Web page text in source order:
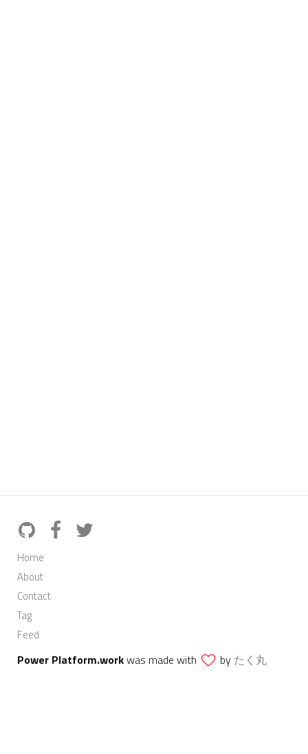
Home
About
Contact
Tag
Feed
Power Platform.workwas made with by たく丸